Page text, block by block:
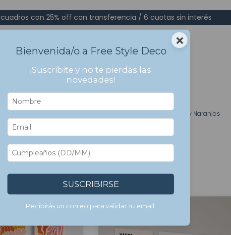
con 25% off con transferencia / 6 cuotas sin interés
Bastidor en Canvas Amarillos y Naranjas
Amarillos y Naranjas
7%OFF
×
Bienvenida/o a Free Style Deco
¡Suscribite y no te pierdas las
novedades!
SUSCRIBIRSE
Recibirás un correo para validar tu email.